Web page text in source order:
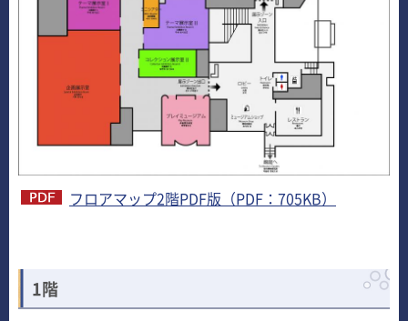
フロアマップ2階PDF版（PDF：705KB）
1階